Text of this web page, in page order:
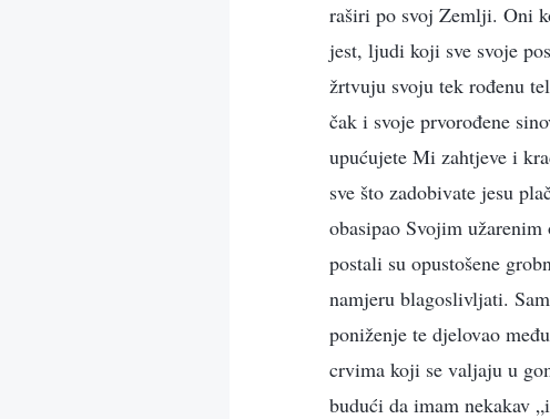
raširi po svoj Zemlji. Oni
jest, ljudi koji sve svoje
žrtvuju svoju tek rođenu
čak i svoje prvorođene
upućujete Mi zahtjeve i
sve što zadobivate jesu
obasipao Svojim
postali su opustošene
namjeru blagoslivljati.
poniženje te djelovao
crvima koji se valjaju u
budući da imam nekakav